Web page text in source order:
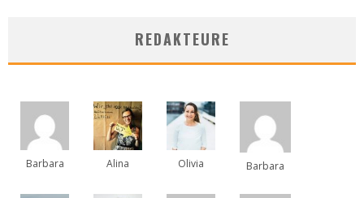
REDAKTEURE
Barbara Alina Olivia Barbara